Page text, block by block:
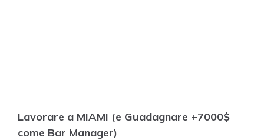
Lavorare a MIAMI (e Guadagnare +7000$
come Bar Manager)